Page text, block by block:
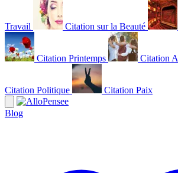
Travail Citation sur la Beauté
Citation Printemps Citation
Citation Politique Citation Paix
Blog